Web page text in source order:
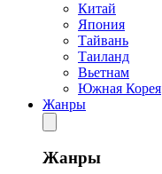
Китай
Япония
Тайвань
Таиланд
Вьетнам
Южная Корея
Жанры
Жанры